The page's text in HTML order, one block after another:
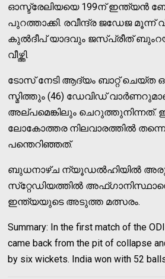
ഓസ്ട്രേലിയയെ 199ന് ഇന്ത്യന്‍
പുറത്താക്കി. രവീന്ദ്ര ജഡേജ മൂന്ന്
കുല്‍ദീപ് യാദവും ജസ്പ്രീത് ബുംറയും
വീഴ്ത്തി.
ടോസ് നേടി ആദ്യം ബാറ്റ് ചെയ്ത
സ്മിത്തും (46) ഡേവിഡ്
അല്പമെങ്കിലും ചെറുത്തുനിന്നത്.
ലോകോത്തര നിലവാരത്തില്‍
പന്തെറിഞ്ഞത്.
ബുധനാഴ്ച ന്യൂഡല്‍ഹിയില്‍ അരുണ്‍
സ്‌റ്റേഡിയത്തില്‍
ഇന്ത്യയുടെ അടുത്ത മത്സരം.
Summary: In the first match of the
came back from the pit of collapse
by six wickets. India won with 52